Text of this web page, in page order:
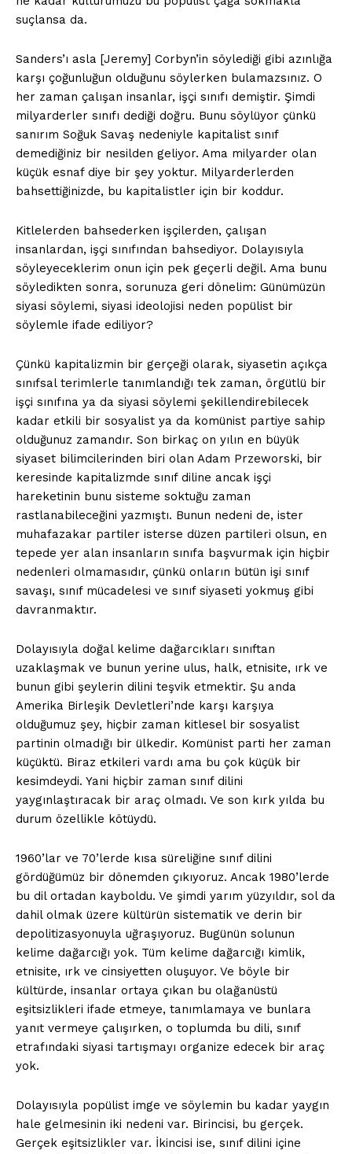
suçlansa da.
Sanders’ı asla [Jeremy] Corbyn’in söylediği gibi azınlığa
karşı çoğunluğun olduğunu söylerken bulamazsınız. O
her zaman çalışan insanlar, işçi sınıfı demiştir. Şimdi
milyarderler sınıfı dediği doğru. Bunu söylüyor çünkü
sanırım Soğuk Savaş nedeniyle kapitalist sınıf
demediğiniz bir nesilden geliyor. Ama milyarder olan
küçük esnaf diye bir şey yoktur. Milyarderlerden
bahsettiğinizde, bu kapitalistler için bir koddur.
Kitlelerden bahsederken işçilerden, çalışan
insanlardan, işçi sınıfından bahsediyor. Dolayısıyla
söyleyeceklerim onun için pek geçerli değil. Ama bunu
söyledikten sonra, sorunuza geri dönelim: Günümüzün
siyasi söylemi, siyasi ideolojisi neden popülist bir
söylemle ifade ediliyor?
Çünkü kapitalizmin bir gerçeği olarak, siyasetin açıkça
sınıfsal terimlerle tanımlandığı tek zaman, örgütlü bir
işçi sınıfına ya da siyasi söylemi şekillendirebilecek
kadar etkili bir sosyalist ya da komünist partiye sahip
olduğunuz zamandır. Son birkaç on yılın en büyük
siyaset bilimcilerinden biri olan Adam Przeworski, bir
keresinde kapitalizmde sınıf diline ancak işçi
hareketinin bunu sisteme soktuğu zaman
rastlanabileceğini yazmıştı. Bunun nedeni de, ister
muhafazakar partiler isterse düzen partileri olsun, en
tepede yer alan insanların sınıfa başvurmak için hiçbir
nedenleri olmamasıdır, çünkü onların bütün işi sınıf
savaşı, sınıf mücadelesi ve sınıf siyaseti yokmuş gibi
davranmaktır.
Dolayısıyla doğal kelime dağarcıkları sınıftan
uzaklaşmak ve bunun yerine ulus, halk, etnisite, ırk ve
bunun gibi şeylerin dilini teşvik etmektir. Şu anda
Amerika Birleşik Devletleri’nde karşı karşıya
olduğumuz şey, hiçbir zaman kitlesel bir sosyalist
partinin olmadığı bir ülkedir. Komünist parti her zaman
küçüktü. Biraz etkileri vardı ama bu çok küçük bir
kesimdeydi. Yani hiçbir zaman sınıf dilini
yaygınlaştıracak bir araç olmadı. Ve son kırk yılda bu
durum özellikle kötüydü.
1960’lar ve 70’lerde kısa süreliğine sınıf dilini
gördüğümüz bir dönemden çıkıyoruz. Ancak 1980’lerde
bu dil ortadan kayboldu. Ve şimdi yarım yüzyıldır, sol da
dahil olmak üzere kültürün sistematik ve derin bir
depolitizasyonuyla uğraşıyoruz. Bugünün solunun
kelime dağarcığı yok. Tüm kelime dağarcığı kimlik,
etnisite, ırk ve cinsiyetten oluşuyor. Ve böyle bir
kültürde, insanlar ortaya çıkan bu olağanüstü
eşitsizlikleri ifade etmeye, tanımlamaya ve bunlara
yanıt vermeye çalışırken, o toplumda bu dili, sınıf
etrafındaki siyasi tartışmayı organize edecek bir araç
yok.
Dolayısıyla popülist imge ve söylemin bu kadar yaygın
hale gelmesinin iki nedeni var. Birincisi, bu gerçek.
Gerçek eşitsizlikler var. İkincisi ise, sınıf dilini içine